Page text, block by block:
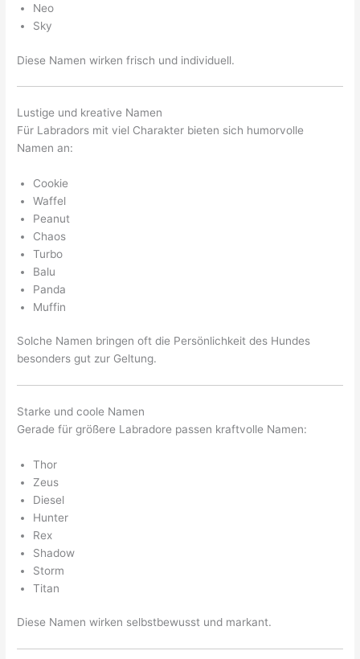
Neo
Sky
Diese Namen wirken frisch und individuell.
Lustige und kreative Namen
Für Labradors mit viel Charakter bieten sich humorvolle
Namen an:
Cookie
Waffel
Peanut
Chaos
Turbo
Balu
Panda
Muffin
Solche Namen bringen oft die Persönlichkeit des Hundes
besonders gut zur Geltung.
Starke und coole Namen
Gerade für größere Labradore passen kraftvolle Namen:
Thor
Zeus
Diesel
Hunter
Rex
Shadow
Storm
Titan
Diese Namen wirken selbstbewusst und markant.